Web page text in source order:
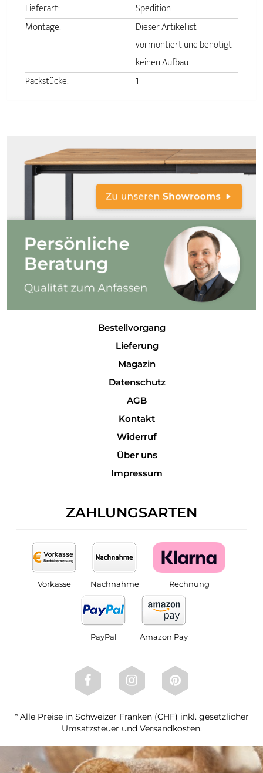
Lieferart:
Spedition
Montage:
Dieser Artikel ist
vormontiert und benötigt
keinen Aufbau
Packstücke:
1
Bestellvorgang
Lieferung
Magazin
Datenschutz
AGB
Kontakt
Widerruf
Über uns
Impressum
ZAHLUNGSARTEN
Vorkasse Nachnahme Rechnung
PayPal Amazon Pay
* Alle Preise in Schweizer Franken (CHF) inkl. gesetzlicher
Umsatzsteuer und Versandkosten.